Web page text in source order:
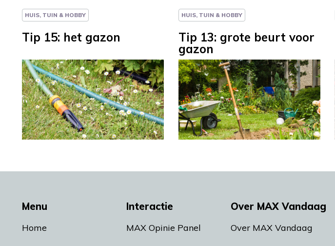
HUIS, TUIN & HOBBY
Tip 15: het gazon
HUIS, TUIN & HOBBY
Tip 13: grote beurt voor
gazon
Menu
Home
Interactie
MAX Opinie Panel
Over MAX Vandaag
Over MAX Vandaag